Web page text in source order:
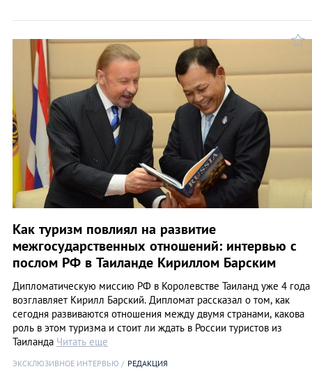
Как туризм повлиял на развитие
межгосударственных отношений: интервью с
послом РФ в Таиланде Кириллом Барским
Дипломатическую миссию РФ в Королевстве Таиланд уже 4 года
возглавляет Кирилл Барский. Дипломат рассказал о том, как
сегодня развиваются отношения между двумя странами, какова
роль в этом туризма и стоит ли ждать в России туристов из
Таиланда Читать еще
ЭКСКЛЮЗИВНОЕ ИНТЕРВЬЮ РЕДАКЦИЯ